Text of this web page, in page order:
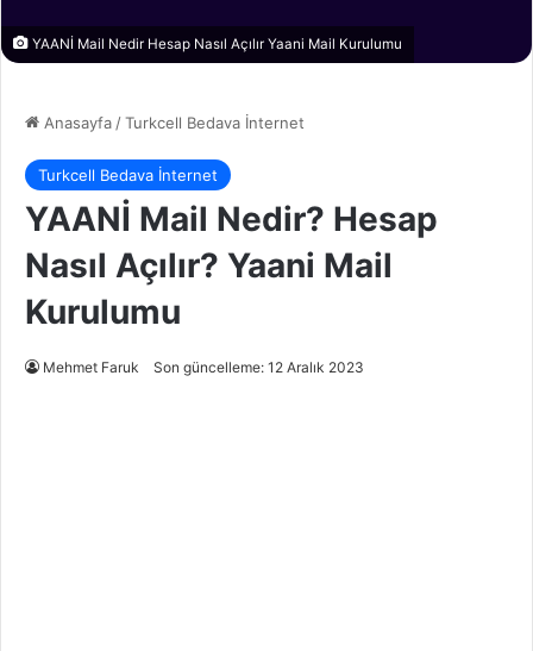
YAANİ Mail Nedir Hesap Nasıl Açılır Yaani Mail Kurulumu
Anasayfa/Turkcell Bedava İnternet
Turkcell Bedava İnternet
YAANİ Mail Nedir? Hesap
Nasıl Açılır? Yaani Mail
Kurulumu
Mehmet Faruk Son güncelleme: 12 Aralık 2023